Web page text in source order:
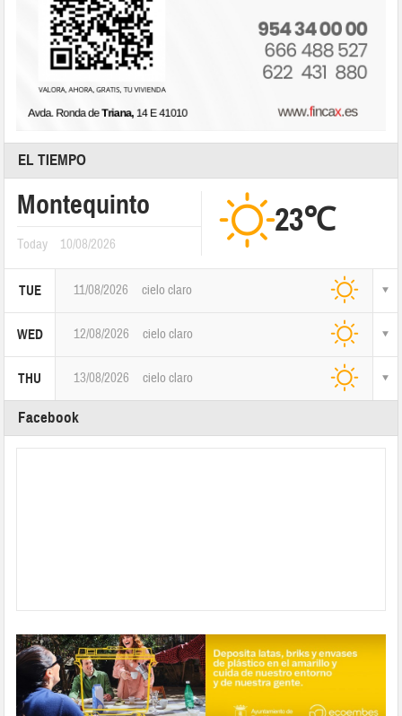
EL TIEMPO
Montequinto
Today 10/08/2026
23℃
TUE 11/08/2026 cielo claro
WED 12/08/2026 cielo claro
THU 13/08/2026 cielo claro
Facebook